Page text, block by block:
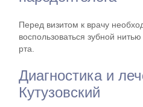
Перед визитом к врачу
воспользоваться зубной
рта.
Диагностика и
Кутузовский